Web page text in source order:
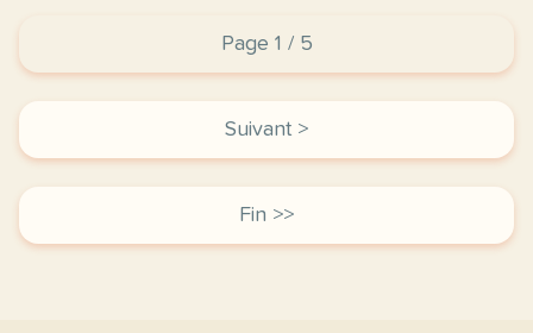
Page 1 / 5
Suivant >
Fin >>